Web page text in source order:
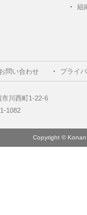
組
お問い合わせ プライ
川西町1-22-6
1082
Copyright ©